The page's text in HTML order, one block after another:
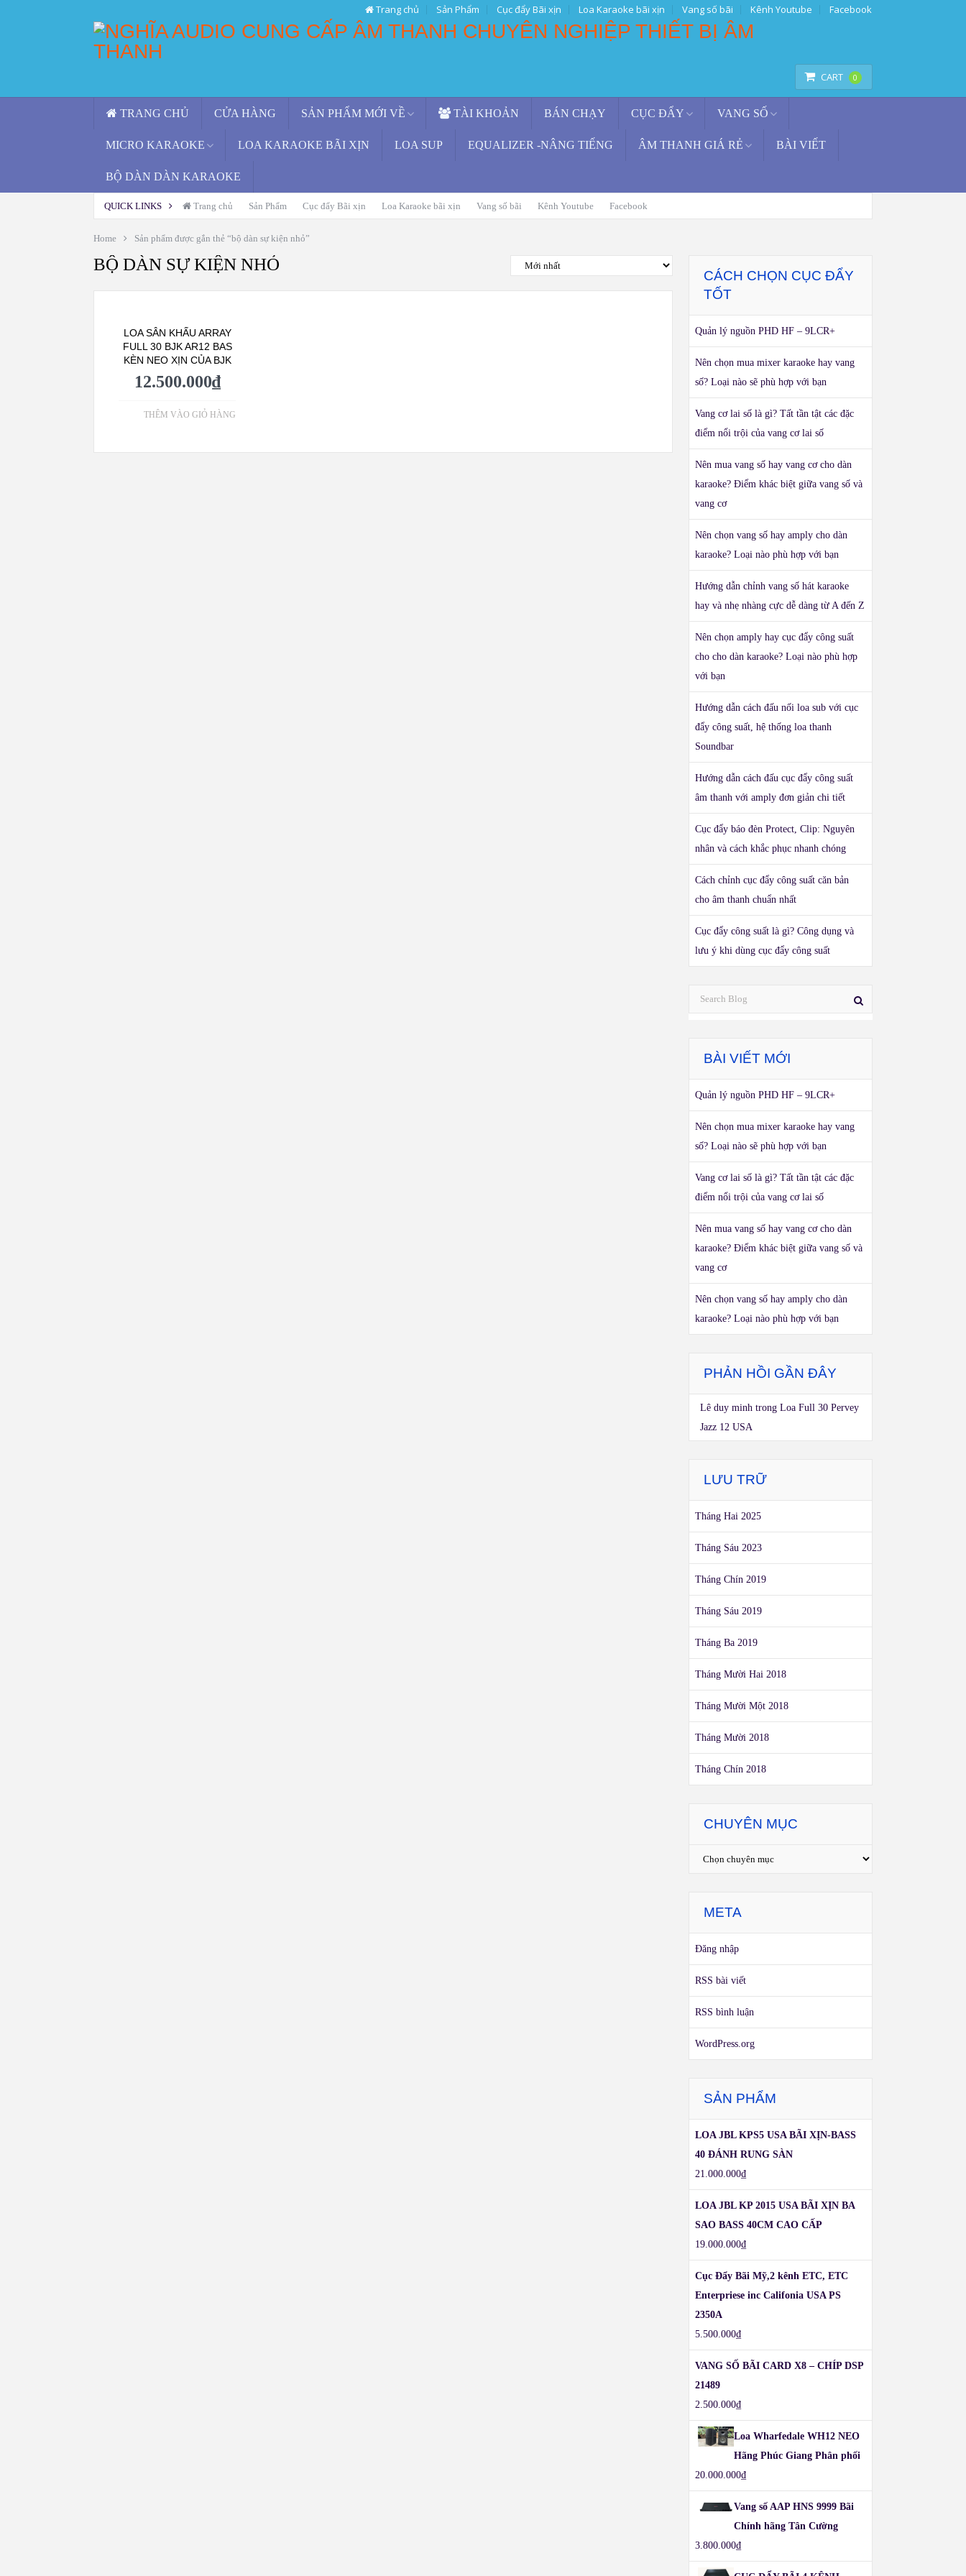
Trang chủ Sản Phẩm Cục đẩy Bãi xịn Loa Karaoke bãi xịn Vang số bãi Kênh Youtube Facebook
CART 0
TRANG CHỦ CỬA HÀNG SẢN PHẨM MỚI VỀ TÀI KHOẢN BÁN CHẠY CỤC ĐẨY VANG SỐ
MICRO KARAOKE LOA KARAOKE BÃI XỊN LOA SUP EQUALIZER -NÂNG TIẾNG ÂM THANH GIÁ RẺ BÀI VIẾT
BỘ DÀN DÀN KARAOKE
QUICK LINKS Trang chủ Sản Phẩm Cục đẩy Bãi xịn Loa Karaoke bãi xịn Vang số bãi Kênh Youtube Facebook
Home Sản phẩm được gắn thẻ “bộ dàn sự kiện nhỏ”
BỘ DÀN SỰ KIỆN NHỎ
LOA SÂN KHẤU ARRAY
FULL 30 BJK AR12 BAS
KÈN NEO XỊN CỦA BJK
12.500.000₫
THÊM VÀO GIỎ HÀNG
CÁCH CHỌN CỤC ĐẨY
TỐT
Quản lý nguồn PHD HF – 9LCR+
Nên chọn mua mixer karaoke hay vang
số? Loại nào sẽ phù hợp với bạn
Vang cơ lai số là gì? Tất tần tật các đặc
điểm nổi trội của vang cơ lai số
Nên mua vang số hay vang cơ cho dàn
karaoke? Điểm khác biệt giữa vang số và
vang cơ
Nên chọn vang số hay amply cho dàn
karaoke? Loại nào phù hợp với bạn
Hướng dẫn chỉnh vang số hát karaoke
hay và nhẹ nhàng cực dễ dàng từ A đến Z
Nên chọn amply hay cục đẩy công suất
cho cho dàn karaoke? Loại nào phù hợp
với bạn
Hướng dẫn cách đấu nối loa sub với cục
đẩy công suất, hệ thống loa thanh
Soundbar
Hướng dẫn cách đấu cục đẩy công suất
âm thanh với amply đơn giản chi tiết
Cục đẩy báo đèn Protect, Clip: Nguyên
nhân và cách khắc phục nhanh chóng
Cách chỉnh cục đẩy công suất căn bản
cho âm thanh chuẩn nhất
Cục đẩy công suất là gì? Công dụng và
lưu ý khi dùng cục đẩy công suất
BÀI VIẾT MỚI
Quản lý nguồn PHD HF – 9LCR+
Nên chọn mua mixer karaoke hay vang
số? Loại nào sẽ phù hợp với bạn
Vang cơ lai số là gì? Tất tần tật các đặc
điểm nổi trội của vang cơ lai số
Nên mua vang số hay vang cơ cho dàn
karaoke? Điểm khác biệt giữa vang số và
vang cơ
Nên chọn vang số hay amply cho dàn
karaoke? Loại nào phù hợp với bạn
PHẢN HỒI GẦN ĐÂY
Lê duy minh trongLoa Full 30 Pervey
Jazz 12 USA
LƯU TRỮ
Tháng Hai 2025
Tháng Sáu 2023
Tháng Chín 2019
Tháng Sáu 2019
Tháng Ba 2019
Tháng Mười Hai 2018
Tháng Mười Một 2018
Tháng Mười 2018
Tháng Chín 2018
CHUYÊN MỤC
META
Đăng nhập
RSS bài viết
RSS bình luận
WordPress.org
SẢN PHẨM
LOA JBL KPS5 USA BÃI XỊN-BASS
40 ĐÁNH RUNG SÀN
21.000.000₫
LOA JBL KP 2015 USA BÃI XỊN BA
SAO BASS 40CM CAO CẤP
19.000.000₫
Cục Đẩy Bãi Mỹ,2 kênh ETC, ETC
Enterpriese inc Califonia USA PS
2350A
5.500.000₫
VANG SỐ BÃI CARD X8 – CHÍP DSP
21489
2.500.000₫
Loa Wharfedale WH12 NEO
Hãng Phúc Giang Phân phối
20.000.000₫
Vang số AAP HNS 9999 Bãi
Chính hãng Tân Cường
3.800.000₫